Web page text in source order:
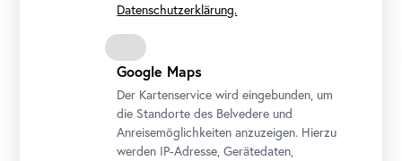
Ticket
1/6
Datenschutzerklärung.
Google Maps
Der Kartenservice wird eingebunden, um
die Standorte des Belvedere und
Anreisemöglichkeiten anzuzeigen. Hierzu
werden IP-Adresse, Gerätedaten,